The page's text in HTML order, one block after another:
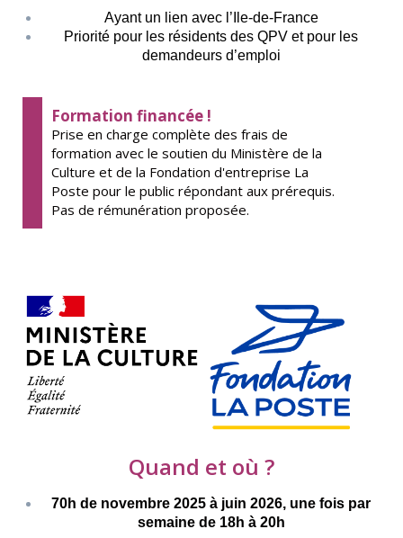
Ayant un lien avec l’Ile-de-France
Priorité pour les résidents des QPV et pour les
demandeurs d’emploi
Formation financée !
Prise en charge complète des frais de
formation avec le soutien du Ministère de la
Culture et de la Fondation d'entreprise La
Poste pour le public répondant aux prérequis.
Pas de rémunération proposée.
Quand et où ?
70h de novembre 2025 à juin 2026, une fois par
semaine de 18h à 20h